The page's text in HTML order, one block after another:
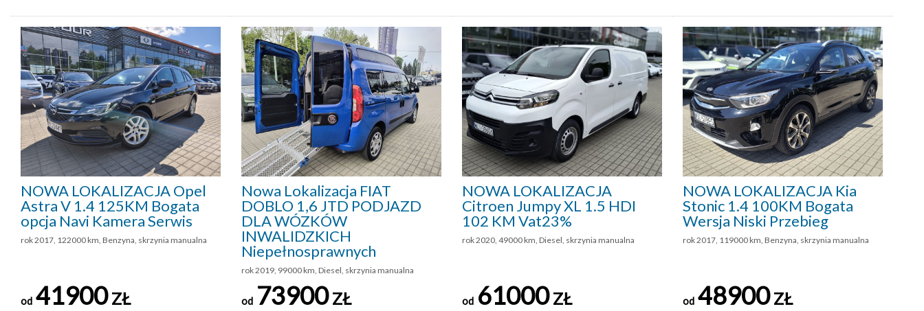
NOWA LOKALIZACJA Opel
Astra V 1.4 125KM Bogata
opcja Navi Kamera Serwis
rok 2017, 122000 km, Benzyna, skrzynia manualna
od 41900ZŁ
Nowa Lokalizacja FIAT
DOBLO 1,6 JTD PODJAZD
DLA WÓZKÓW
INWALIDZKICH
Niepełnosprawnych
rok 2019, 99000 km, Diesel, skrzynia manualna
od 73900ZŁ
NOWA LOKALIZACJA
Citroen Jumpy XL 1.5 HDI
102 KM Vat23%
rok 2020, 49000 km, Diesel, skrzynia manualna
od 61000ZŁ
NOWA LOKALIZACJA Kia
Stonic 1.4 100KM Bogata
Wersja Niski Przebieg
rok 2017, 119000 km, Benzyna, skrzynia manualna
od 48900ZŁ